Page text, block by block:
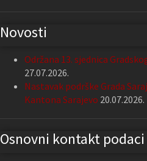
Novosti
Održana 13. sjednica
27.07.2026.
Nastavak podrške Grada
Kantona Sarajevo 20.07.2026.
Osnovni kontakt podaci